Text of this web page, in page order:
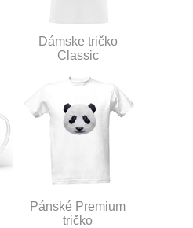
Dámske tričko
Classic
Pánské Premium
tričko